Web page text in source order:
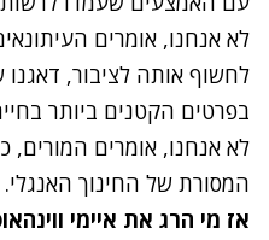
לא אנחנו, אומרים
לחשוף אותה לציבור, דאגנו
בפרטים הקטנים ביותר
לא אנחנו, אומרים המורים,
המסורת של החינוך האנגלי.
אז מי הרג את איימי